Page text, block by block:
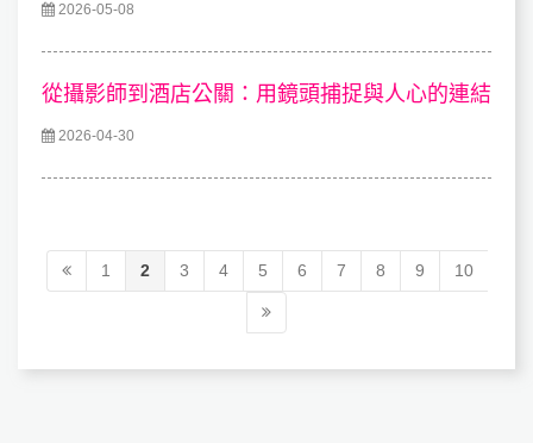
2026-05-08
從攝影師到酒店公關：用鏡頭捕捉與人心的連結
2026-04-30
1 2 3 4 5 6 7 8 9 10